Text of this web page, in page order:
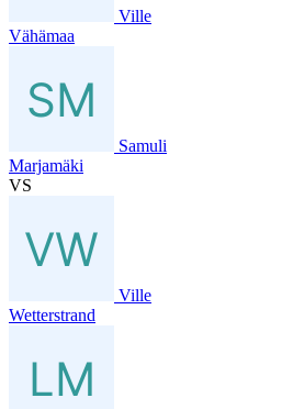
Ville
Vähämaa
Samuli
Marjamäki
VS
Ville
Wetterstrand